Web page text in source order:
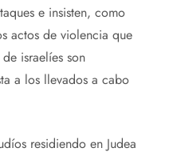
e insisten, como
actos de violencia que
israelíes son
a los llevados a cabo
residiendo en Judea